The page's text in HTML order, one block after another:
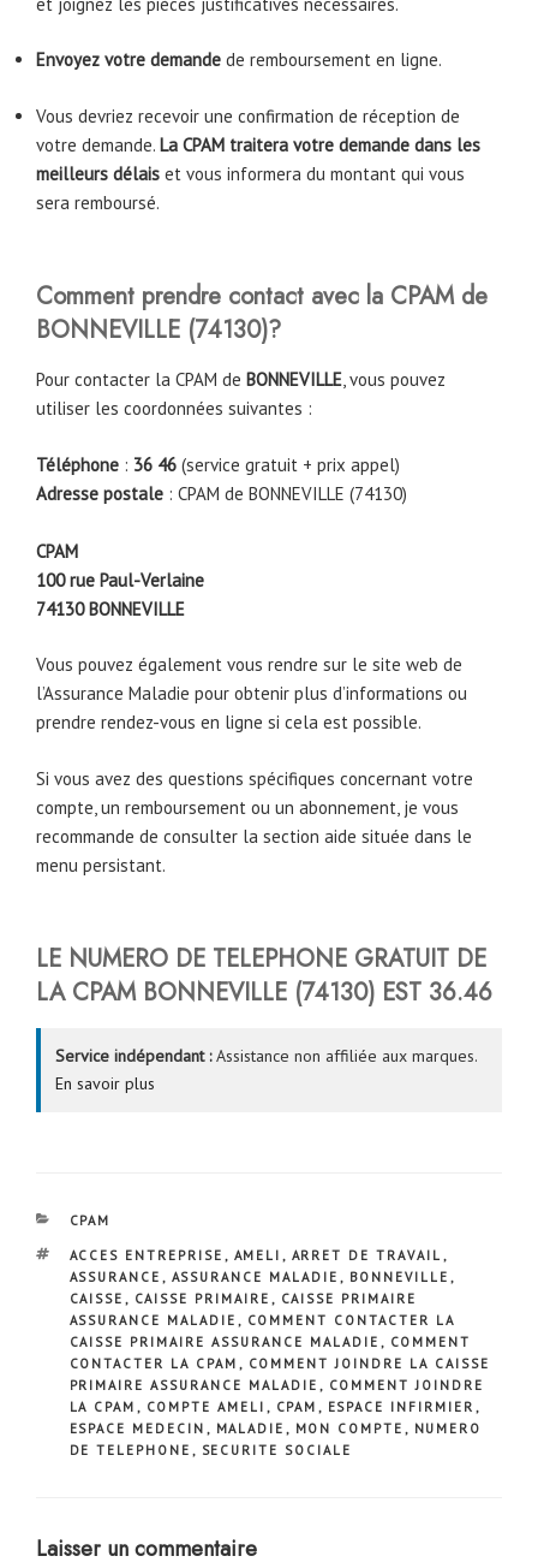
Envoyez votre demande de remboursement en ligne.
Vous devriez recevoir une confirmation de réception de
votre demande. La CPAM traitera votre demande dans les
meilleurs délais et vous informera du montant qui vous
sera remboursé.
Comment prendre contact avec la CPAM de
BONNEVILLE (74130)?
Pour contacter la CPAM de BONNEVILLE, vous pouvez
utiliser les coordonnées suivantes :
Téléphone : 36 46 (service gratuit + prix appel)
Adresse postale : CPAM de BONNEVILLE (74130)
CPAM
100 rue Paul-Verlaine
74130 BONNEVILLE
Vous pouvez également vous rendre sur le site web de
l’Assurance Maladie pour obtenir plus d’informations ou
prendre rendez-vous en ligne si cela est possible.
Si vous avez des questions spécifiques concernant votre
compte, un remboursement ou un abonnement, je vous
recommande de consulter la section aide située dans le
menu persistant.
LE NUMERO DE TELEPHONE GRATUIT DE
LA CPAM BONNEVILLE (74130) EST 36.46
Service indépendant :Assistance non affiliée aux marques.
En savoir plus
CATÉGORIES
CPAM
ÉTIQUETTES
ACCES ENTREPRISE , AMELI , ARRET DE TRAVAIL ,
ASSURANCE , ASSURANCE MALADIE , BONNEVILLE ,
CAISSE , CAISSE PRIMAIRE , CAISSE PRIMAIRE
ASSURANCE MALADIE , COMMENT CONTACTER LA
CAISSE PRIMAIRE ASSURANCE MALADIE , COMMENT
CONTACTER LA CPAM , COMMENT JOINDRE LA CAISSE
PRIMAIRE ASSURANCE MALADIE , COMMENT JOINDRE
LA CPAM , COMPTE AMELI , CPAM , ESPACE INFIRMIER ,
ESPACE MEDECIN , MALADIE , MON COMPTE , NUMERO
DE TELEPHONE , SECURITE SOCIALE
Laisser un commentaire